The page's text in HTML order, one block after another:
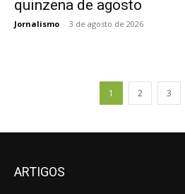
quinzena de agosto
Jornalismo - 3 de agosto de 2026
1 2 3
ARTIGOS